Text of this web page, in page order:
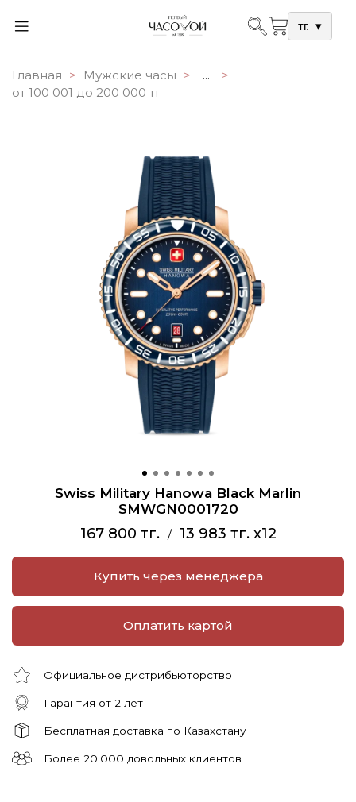
тг. ▾
Главная Мужские часы
...
от 100 001 до 200 000 тг
Swiss Military Hanowa Black Marlin
SMWGN0001720
167 800 тг. / 13 983 тг. x12
Купить через менеджера
Оплатить картой
Официальное дистрибьюторство
Гарантия от 2 лет
Бесплатная доставка по Казахстану
Более 20.000 довольных клиентов